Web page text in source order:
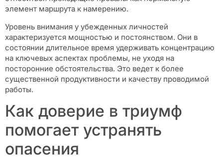
элемент маршрута к намерению.
Уровень внимания у убежденных личностей
характеризуется мощностью и постоянством. Они в
состоянии длительное время удерживать концентрацию
на ключевых аспектах проблемы, не уходя на
посторонние обстоятельства. Это ведет к более
существенной продуктивности и качеству проводимой
работы.
Как доверие в триумф
помогает устранять
опасения